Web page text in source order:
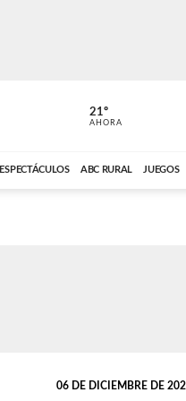
ABC CARDINAL
21º
AHORA
ESPECTÁCULOS ABC RURAL JUEGOS
06 DE DICIEMBRE DE